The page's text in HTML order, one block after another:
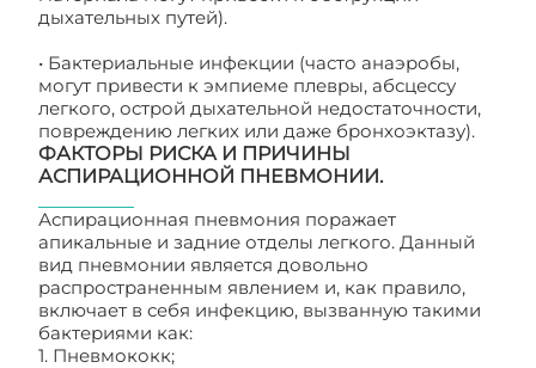
дыхательных путей).
• Бактериальные инфекции (часто анаэробы,
могут привести к эмпиеме плевры, абсцессу
легкого, острой дыхательной недостаточности,
повреждению легких или даже бронхоэктазу).
ФАКТОРЫ РИСКА И ПРИЧИНЫ
АСПИРАЦИОННОЙ ПНЕВМОНИИ.
Аспирационная пневмония поражает
апикальные и задние отделы легкого. Данный
вид пневмонии является довольно
распространенным явлением и, как правило,
включает в себя инфекцию, вызванную такими
бактериями как:
1. Пневмококк;